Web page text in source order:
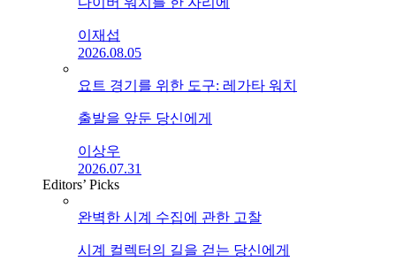
이재섭
2026.08.05
요트 경기를 위한 도구: 레가타 워치
출발을 앞둔 당신에게
이상우
2026.07.31
Editors’ Picks
완벽한 시계 수집에 관한 고찰
시계 컬렉터의 길을 걷는 당신에게